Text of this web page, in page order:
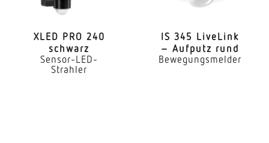
Dämmerungsschalter
Schlagfestigkeit
XLED PRO 240
schwarz
Sensor-LED-
Strahler
IS 345 LiveLink
– Aufputz rund
Bewegungsmelder